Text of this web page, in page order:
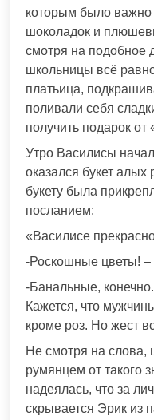
которым было важно
шоколадок и
смотря на подобное
школьницы всё
платьица,
поливали себя
получить подарок от
Утро Василисы
оказался букет алых
букету была
посланием:
«Василисе
-Роскошные цветы! –
-Банальные,
Кажется, что
кроме роз. Но жест
Не смотря на слова,
румянцем от такого
надеялась, что за
скрывается Эрик из